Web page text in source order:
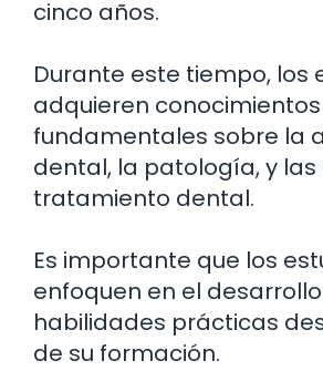
cinco años.
Durante este tiempo, los
adquieren conocimientos
fundamentales sobre la
dental, la patología, y
tratamiento dental.
Es importante que los
enfoquen en el
habilidades prácticas
de su formación.